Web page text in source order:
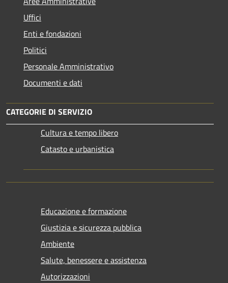
Uffici
Enti e fondazioni
Politici
Personale Amministrativo
Documenti e dati
CATEGORIE DI SERVIZIO
Cultura e tempo libero
Catasto e urbanistica
Educazione e formazione
Giustizia e sicurezza pubblica
Ambiente
Salute, benessere e assistenza
Autorizzazioni